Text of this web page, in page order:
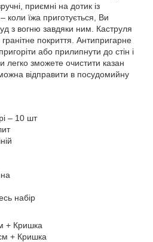
приємні на дотик із
коли їжа приготується, Ви
з вогню завдяки ним. Каструля
покриття. Антипригарне
або прилипнути до стін і
легко зможете очистити казан
відправити в посудомийну
– 10 шт
набір
+ Кришка
+ Кришка